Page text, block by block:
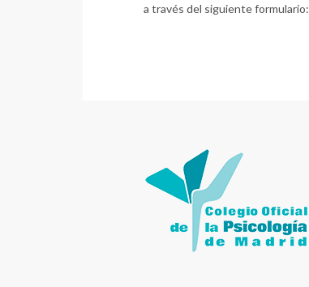
a través del siguiente formulario: